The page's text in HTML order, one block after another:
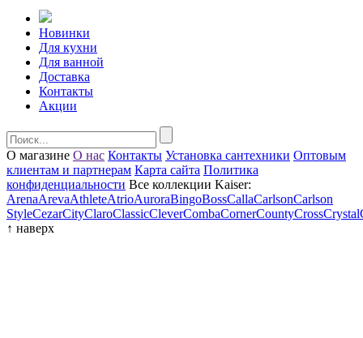
Новинки
Для кухни
Для ванной
Доставка
Контакты
Акции
О магазине О нас Контакты Установка сантехники Оптовым
клиентам и партнерам Карта сайта Политика
конфиденциальности Все коллекции Kaiser:
ArenaArevaAthleteAtrioAuroraBingoBossCallaCarlsonCarlson
StyleCezarCityClaroClassicCleverCombaCornerCountyCrossCrystal
↑ наверх